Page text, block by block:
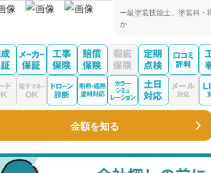
一級塗装技能士、塗装科・
か
金額を知る